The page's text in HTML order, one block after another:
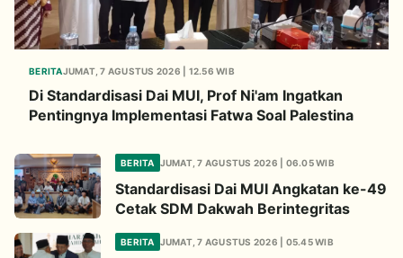
BERITAJUMAT, 7 AGUSTUS 2026 | 12.56 WIB
Di Standardisasi Dai MUI, Prof Ni'am Ingatkan
Pentingnya Implementasi Fatwa Soal Palestina
BERITA JUMAT, 7 AGUSTUS 2026 | 06.05 WIB
Standardisasi Dai MUI Angkatan ke-49
Cetak SDM Dakwah Berintegritas
BERITA JUMAT, 7 AGUSTUS 2026 | 05.45 WIB